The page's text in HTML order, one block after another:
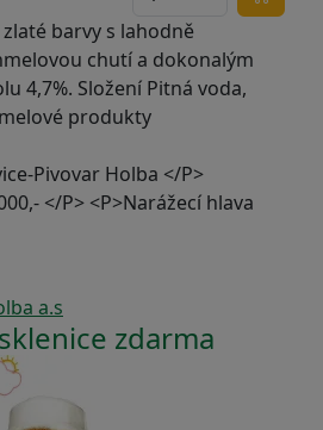
barvy s lahodně
chutí a dokonalým
4,7%. Složení Pitná voda,
produkty
Pivovar Holba </P>
</P> <P>Narážecí hlava
a.s
zdarma